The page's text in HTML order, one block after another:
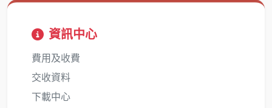
資訊中心
費用及收費
交收資料
下載中心